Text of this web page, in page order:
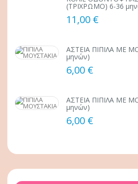
(ΤΡΙΧΡΩΜΟ) 6-36
11,00 €
ΑΣΤΕΙΑ ΠΙΠΙΛΑ ΜΕ
μηνών)
6,00 €
ΑΣΤΕΙΑ ΠΙΠΙΛΑ ΜΕ
μηνών)
6,00 €